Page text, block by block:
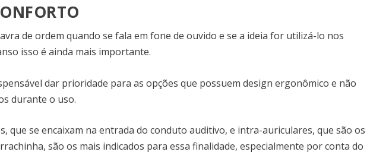
de ordem quando se fala em fone de ouvido e se a ideia for utilizá-lo nos
isso é ainda mais importante.
dar prioridade para as opções que possuem design ergonômico e não
durante o uso.
que se encaixam na entrada do conduto auditivo, e intra-auriculares, que são os
são os mais indicados para essa finalidade, especialmente por conta do